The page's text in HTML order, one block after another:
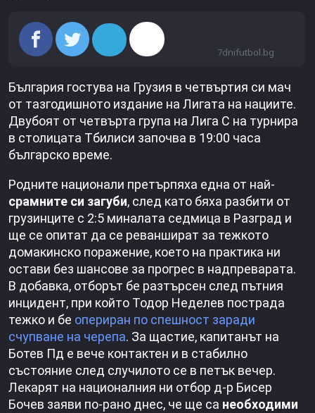
7dnifutbol.bg
България гостува на Грузия в четвъртия си мач
от тазгодишното издание на Лигата на нациите.
Двубоят от четвърта група на Лига С на турнира
в столицата Тбилиси започва в 19:00 часа
българско време.
Родните национали претърпяха една от най-
срамните си загуби, след като бяха разбити от
грузинците с 2:5 миналата седмица в Разград и
ще се опитат да се реваншират за тежкото
домакинско поражение, което на практика ни
остави без шансове за прогрес в надпреварата.
В добавка, отборът бе разтърсен след пътния
инцидент, при който Тодор Неделев пострада
тежко и бе опериран по спешност заради
счупване на черепа. За щастие, капитанът на
Ботев Пд е вече контактен и в стабилно
състояние след случилото се в петък вечер.
Лекарят на националния ни отбор д-р Бисер
Бочев заяви по-рано днес, че ще са необходими